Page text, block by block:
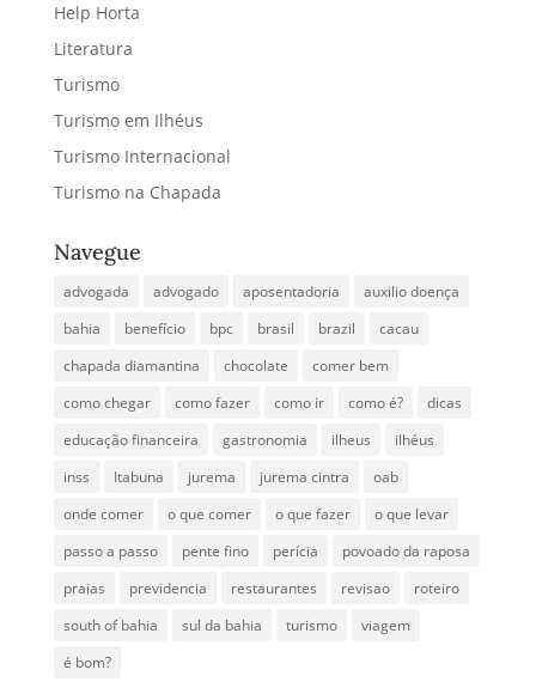
Help Horta
Literatura
Turismo
Turismo em Ilhéus
Turismo Internacional
Turismo na Chapada
Navegue
advogada advogado aposentadoria
auxilio doença
bahia
benefício bpc brasil brazil
cacau
chapada diamantina
chocolate
comer bem
como chegar
como fazer como ir como é?
dicas
educação financeira
gastronomia ilheus
ilhéus
inss
Itabuna jurema jurema cintra
oab
onde comer
o que comer o que fazer
o que levar
passo a passo
pente fino perícia
povoado da raposa
praias
previdencia restaurantes revisao
roteiro
south of bahia
sul da bahia turismo
viagem
é bom?